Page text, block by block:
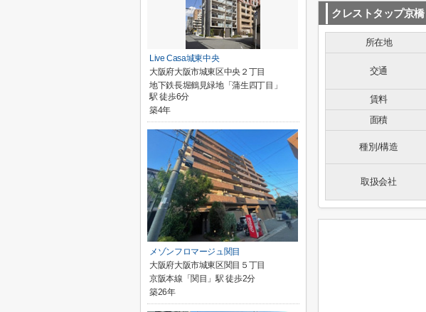
クレストタップ京橋
所在地
交通
賃料
面積
種別/構造
取扱会社
Live Casa城東中央
大阪府大阪市城東区中央２丁目
地下鉄長堀鶴見緑地「蒲生四丁目」
駅 徒歩6分
築4年
メゾンフロマージュ関目
大阪府大阪市城東区関目５丁目
京阪本線「関目」駅 徒歩2分
築26年